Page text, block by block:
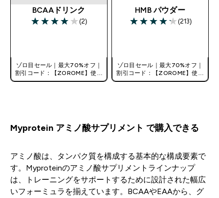
BCAAドリンク
4 out of 5 stars
(2)
ゾロ目セール｜最大70%オフ｜
割引コード：【ZOROME】使用
で追加10%オフ！
HMB パウダー
4.21 out of 5 stars
(213)
ゾロ目セール｜最大70%オフ｜
割引コード：【ZOROME】使用
で追加10%オフ！
Myprotein アミノ酸サプリメント で購入できる
アミノ酸は、タンパク質を構成する基本的な構成要素で
す。Myproteinのアミノ酸サプリメントラインナップ
は、トレーニングをサポートするために設計された幅広
いフォーミュラを揃えています。BCAAやEAAから、グ